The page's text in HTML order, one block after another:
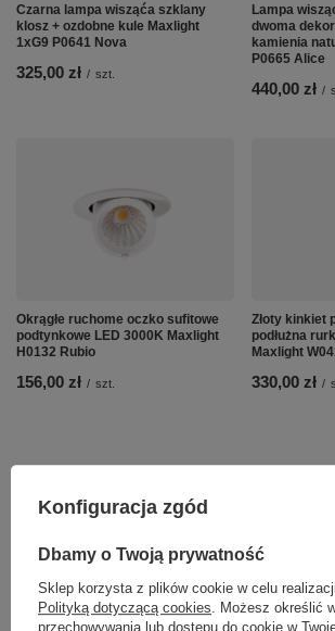
Czarna lampa wisząća szklany
klosz + ozdobne kule Maxlight
1xG9 P0641 Nova
325,00 zł / szt.
Lampa
dwoma
kamienia
P0665 Alice
440,00 zł /
Okrągłe ruchome oczko sufitowe
podtynkowe LED 3000K Maxlight
H0132 Rubio
156,00 zł / szt.
Złoty kinkiet
podłużna
Maxlight
330,00 zł /
Konfiguracja zgód
Dbamy o Twoją prywatność
Sklep korzysta z plików cookie w celu
Polityką dotyczącą cookies. Możesz określić
przechowywania lub dostępu do cookie w